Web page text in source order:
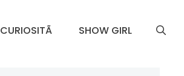
CURIOSITÃ SHOW GIRL